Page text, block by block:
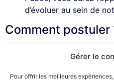
Gérer le
Pour offrir les meilleures
d’évoluer au sein de
Comment postuler
Si vous êtes intéressé(e)
ou si vous souhaitez nous
candidature spontanée,